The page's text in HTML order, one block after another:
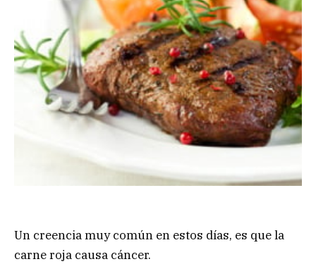
Un creencia muy común en estos días, es que la
carne roja causa cáncer.